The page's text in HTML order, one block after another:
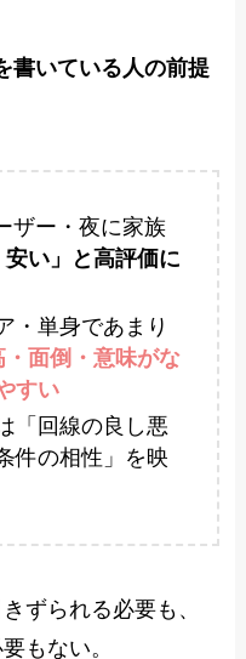
書いている人の前提
ザー・夜に家族
安い」と高評価に
・単身であまり
・面倒・意味がな
すい
「回線の良し悪
件の相性」を映
ずられる必要も、
もない。